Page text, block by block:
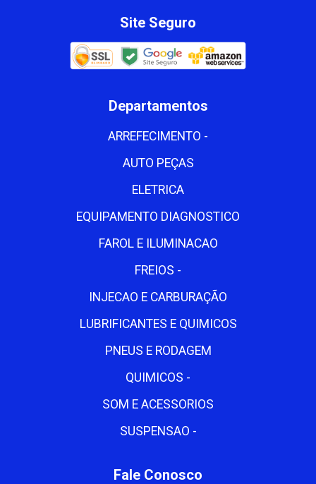
Site Seguro
Departamentos
ARREFECIMENTO -
AUTO PEÇAS
ELETRICA
EQUIPAMENTO DIAGNOSTICO
FAROL E ILUMINACAO
FREIOS -
INJECAO E CARBURAÇÃO
LUBRIFICANTES E QUIMICOS
PNEUS E RODAGEM
QUIMICOS -
SOM E ACESSORIOS
SUSPENSAO -
Fale Conosco